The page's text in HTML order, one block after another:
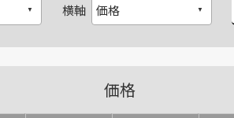
横軸
価格